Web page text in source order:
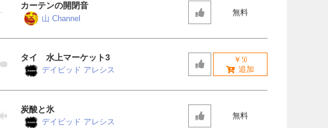
カーテンの開閉音
山 Channel
無料
タイ 水上マーケット3
デイビッド アレシス
￥50
炭酸と氷
デイビッド アレシス
無料